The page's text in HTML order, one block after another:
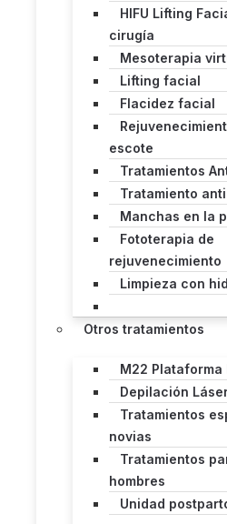
HIFU Lifting
cirugía
Mesoterapia
Lifting facial
Flacidez facial
escote
Tratamientos
Tratamiento
Manchas en la
Fototerapia de
rejuvenecimiento
Limpieza con
Otros tratamientos
M22 Plataforma
Depilación
Tratamientos
novias
Tratamientos
hombres
Unidad